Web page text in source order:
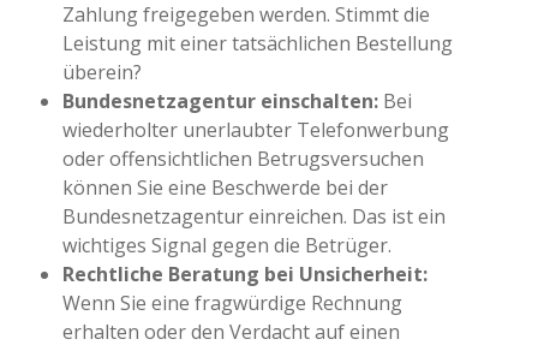
Zahlung freigegeben werden. Stimmt die
Leistung mit einer tatsächlichen Bestellung
überein?
Bundesnetzagentur einschalten: Bei
wiederholter unerlaubter Telefonwerbung
oder offensichtlichen Betrugsversuchen
können Sie eine Beschwerde bei der
Bundesnetzagentur einreichen. Das ist ein
wichtiges Signal gegen die Betrüger.
Rechtliche Beratung bei Unsicherheit:
Wenn Sie eine fragwürdige Rechnung
erhalten oder den Verdacht auf einen